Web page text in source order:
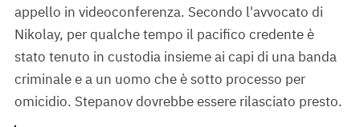
appello in videoconferenza. Secondo l'avvocato di
Nikolay, per qualche tempo il pacifico credente è
stato tenuto in custodia insieme ai capi di una banda
criminale e a un uomo che è sotto processo per
omicidio. Stepanov dovrebbe essere rilasciato presto.